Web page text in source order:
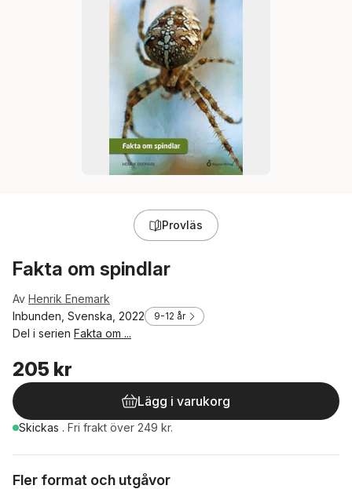
Provläs
Fakta om spindlar
Av Henrik Enemark
Inbunden, Svenska, 2022
9-12 år
Del i serien Fakta om ...
205 kr
Lägg i varukorg
Skickas . Fri frakt över 249 kr.
Fler format och utgåvor